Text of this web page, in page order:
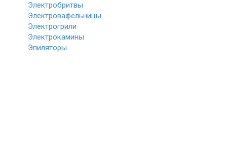
Электробритвы
Электровафельницы
Электрогрили
Электрокамины
Эпиляторы